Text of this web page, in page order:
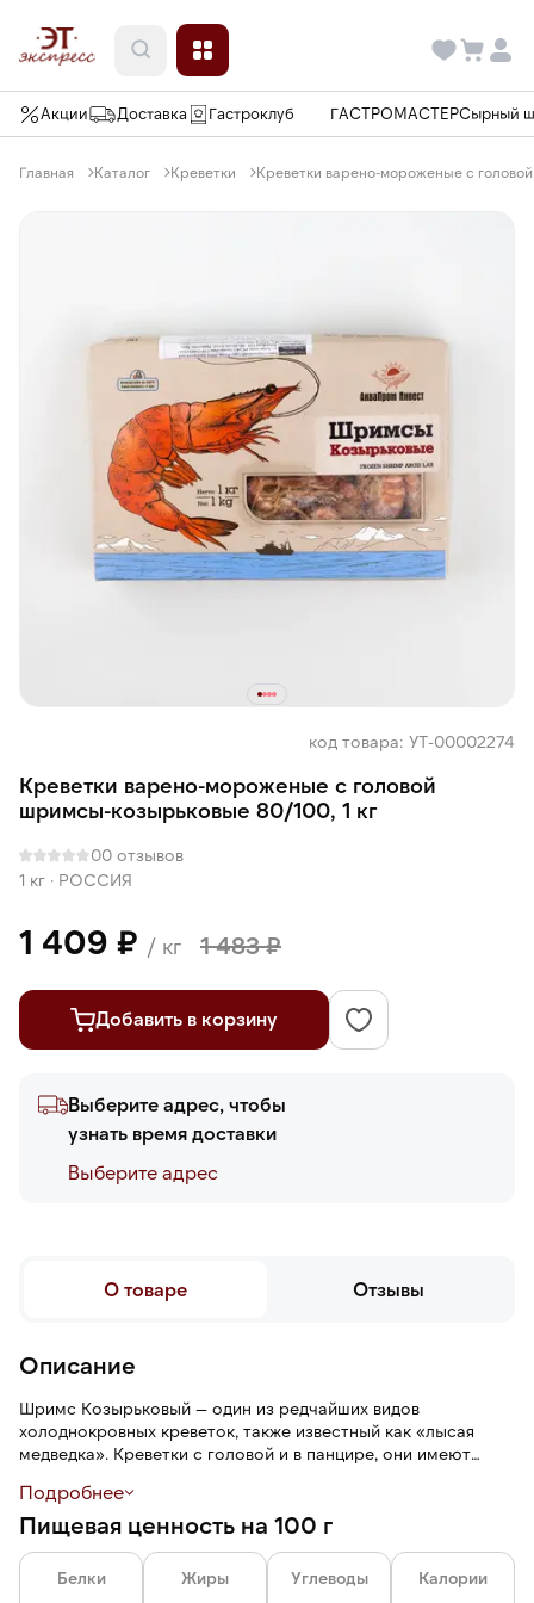
Акции Доставка Гастроклуб ГАСТРОМАСТЕРСырный
Главная Каталог Креветки Креветки варено-мороженые с
код товара: УТ-00002274
Креветки варено-мороженые с головой
шримсы-козырьковые 80/100, 1 кг
00 отзывов
1 кг · РОССИЯ
1 409 ₽ / кг 1 483 ₽
Добавить в корзину
Выберите адрес, чтобы
узнать время доставки
Выберите адреc
О товаре Отзывы
Описание
Шримс Козырьковый — один из редчайших видов
холоднокровных креветок, также известный как «лысая
медведка». Креветки с головой и в панцире, они имеют
мясо со сладковатым вкусом, морской аромат без
посторонних запахов. Креветки не требуют варки.
Отличается от привычных розово-красных креветок не
только внешне, но и более насыщенным вкусом.
Подробнее
Пищевая ценность на 100 г
Белки Жиры Углеводы Калории